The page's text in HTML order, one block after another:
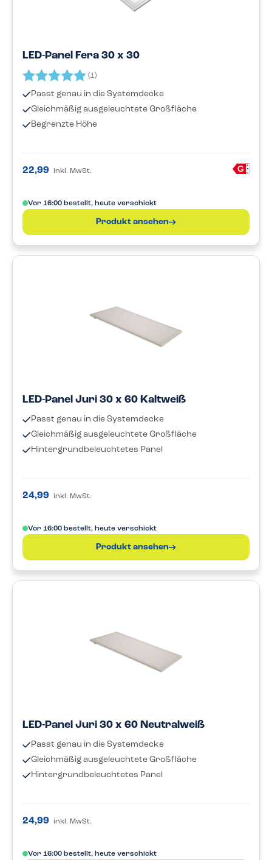
LED-Panel Fera 30 x 30
Bewertung: (1)
Passt genau in die Systemdecke
Gleichmäßig ausgeleuchtete Großfläche
Begrenzte Höhe
22,99 inkl. MwSt. G A
G
Vor 16:00 bestellt, heute verschickt
Produkt ansehen
LED-Panel Juri 30 x 60 Kaltweiß
Passt genau in die Systemdecke
Gleichmäßig ausgeleuchtete Großfläche
Hintergrundbeleuchtetes Panel
24,99 inkl. MwSt.
Vor 16:00 bestellt, heute verschickt
Produkt ansehen
LED-Panel Juri 30 x 60 Neutralweiß
Passt genau in die Systemdecke
Gleichmäßig ausgeleuchtete Großfläche
Hintergrundbeleuchtetes Panel
24,99 inkl. MwSt.
Vor 16:00 bestellt, heute verschickt